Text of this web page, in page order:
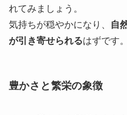
れてみましょう。
気持ちが穏やかになり、 自
が引き寄せられるはずです。
豊かさと繁栄の象徴